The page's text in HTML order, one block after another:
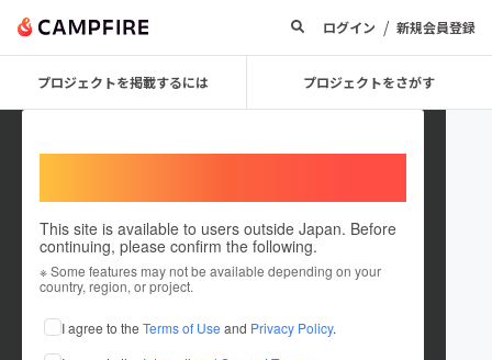
ログイン / 新規会員登録
プロジェクトを掲載するには プロジェクトをさがす
This site is available to users outside Japan. Before
continuing, please confirm the following.
※ Some features may not be available depending on your
country, region, or project.
I agree to the Terms of Use and Privacy Policy.
Kuina_Naha
これまでに1件のプロジェクトを投稿しています